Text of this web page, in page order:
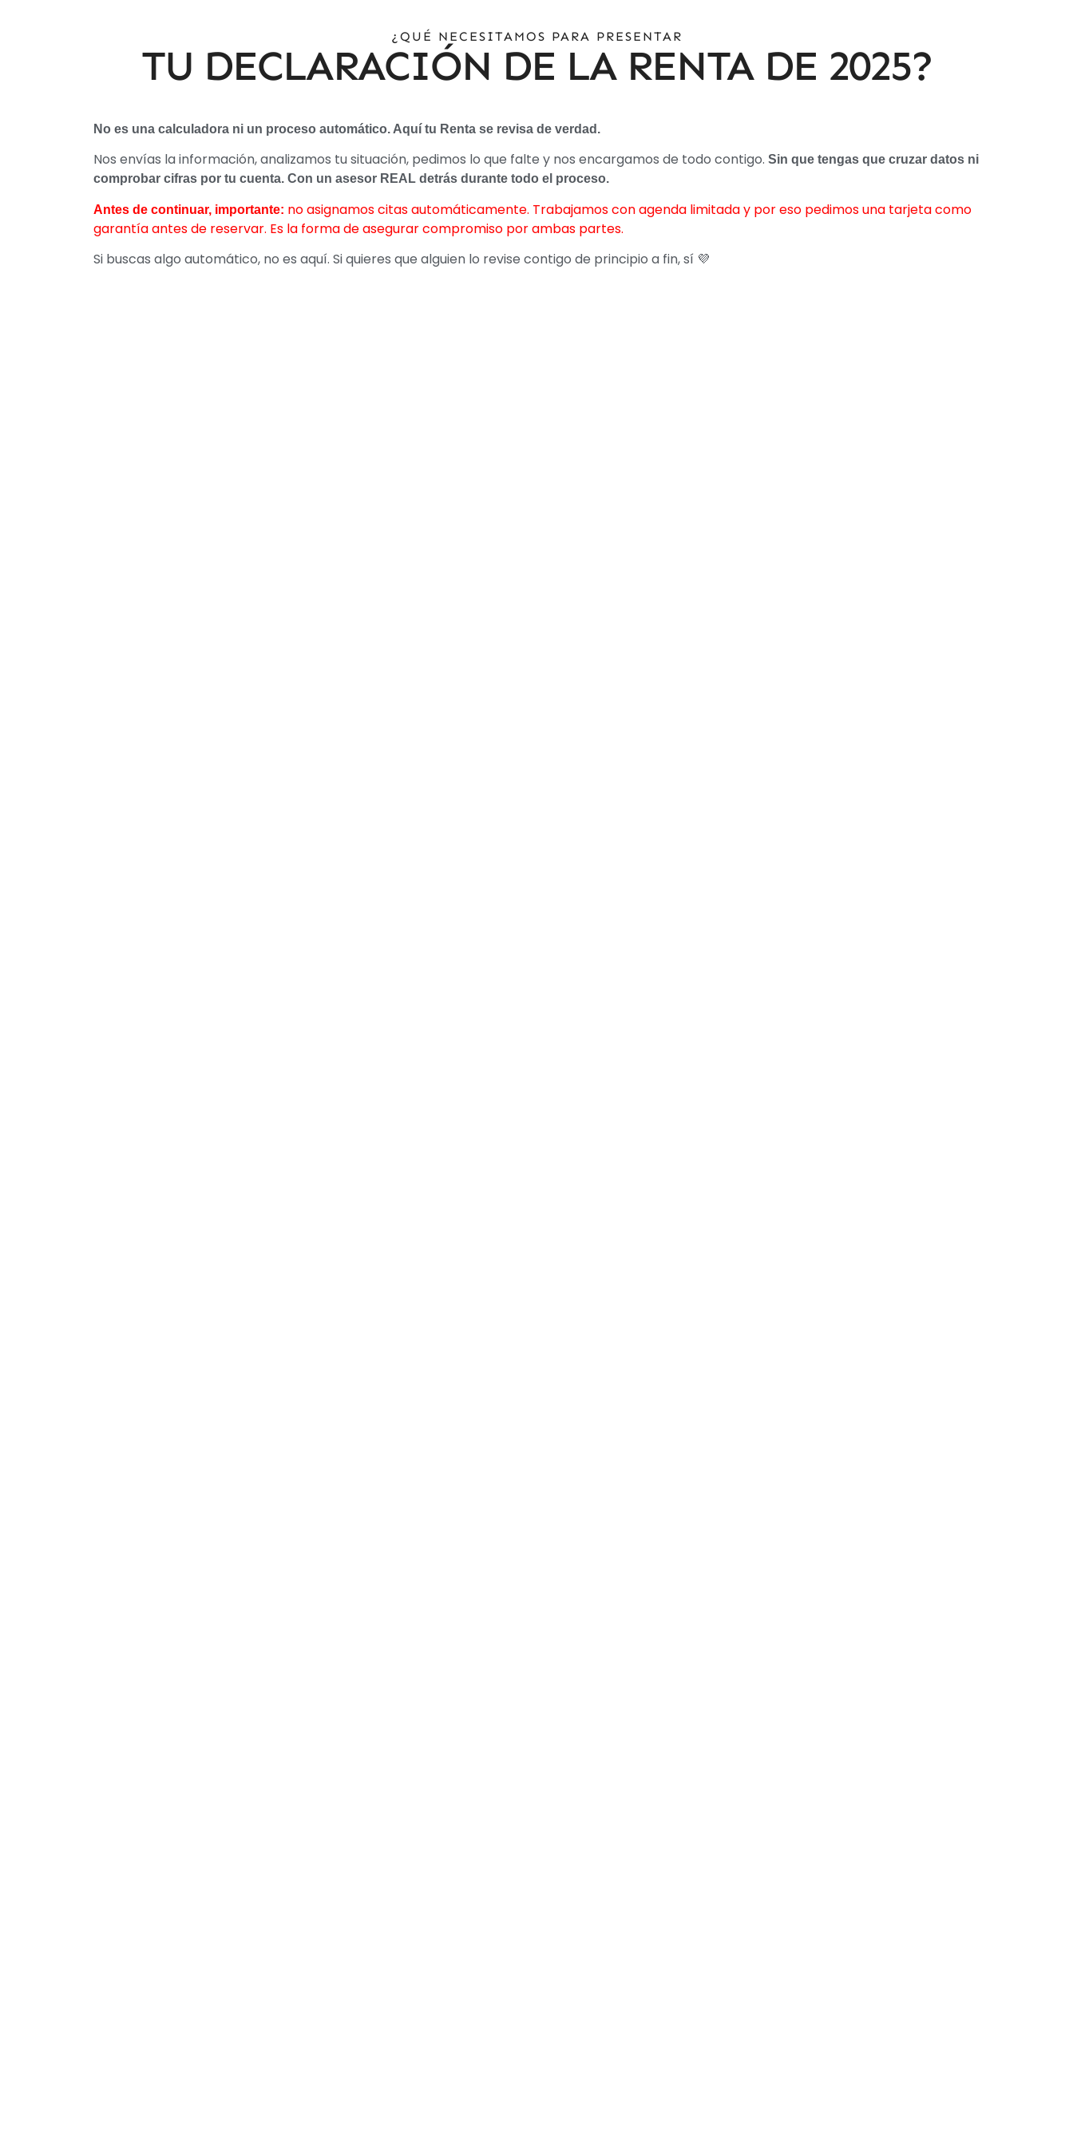
¿QUÉ NECESITAMOS PARA PRESENTAR
TU DECLARACIÓN DE LA RENTA DE 2025?
No es una calculadora ni un proceso automático. Aquí tu Renta se revisa de verdad.
Nos envías la información, analizamos tu situación, pedimos lo que falte y nos encargamos de todo contigo.Sin que tengas que cruzar datos ni
comprobar cifras por tu cuenta. Con un asesor REAL detrás durante todo el proceso.
Antes de continuar, importante: no asignamos citas automáticamente. Trabajamos con agenda limitada y por eso pedimos una tarjeta como
garantía antes de reservar. Es la forma de asegurar compromiso por ambas partes.
Si buscas algo automático, no es aquí. Si quieres que alguien lo revise contigo de principio a fin, sí 💜